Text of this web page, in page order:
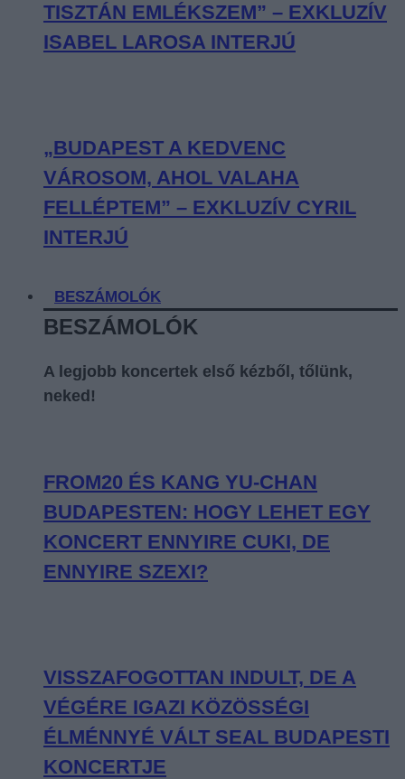
TISZTÁN EMLÉKSZEM” – EXKLUZÍV
ISABEL LAROSA INTERJÚ
„BUDAPEST A KEDVENC
VÁROSOM, AHOL VALAHA
FELLÉPTEM” – EXKLUZÍV CYRIL
INTERJÚ
BESZÁMOLÓK
BESZÁMOLÓK
A legjobb koncertek első kézből, tőlünk,
neked!
FROM20 ÉS KANG YU-CHAN
BUDAPESTEN: HOGY LEHET EGY
KONCERT ENNYIRE CUKI, DE
ENNYIRE SZEXI?
VISSZAFOGOTTAN INDULT, DE A
VÉGÉRE IGAZI KÖZÖSSÉGI
ÉLMÉNNYÉ VÁLT SEAL BUDAPESTI
KONCERTJE